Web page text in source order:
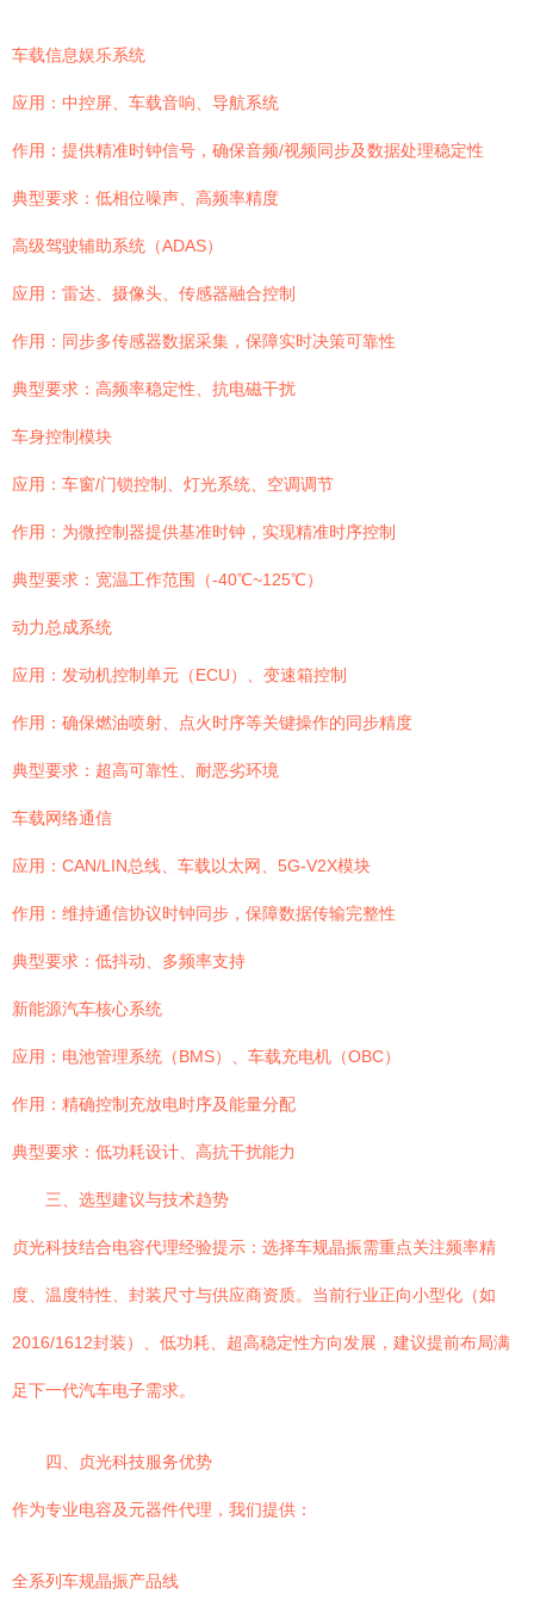
车载信息娱乐系统
应用：中控屏、车载音响、导航系统
作用：提供精准时钟信号，确保音频/视频同步及数据处理稳定性
典型要求：低相位噪声、高频率精度
高级驾驶辅助系统（ADAS）
应用：雷达、摄像头、传感器融合控制
作用：同步多传感器数据采集，保障实时决策可靠性
典型要求：高频率稳定性、抗电磁干扰
车身控制模块
应用：车窗/门锁控制、灯光系统、空调调节
作用：为微控制器提供基准时钟，实现精准时序控制
典型要求：宽温工作范围（-40℃~125℃）
动力总成系统
应用：发动机控制单元（ECU）、变速箱控制
作用：确保燃油喷射、点火时序等关键操作的同步精度
典型要求：超高可靠性、耐恶劣环境
车载网络通信
应用：CAN/LIN总线、车载以太网、5G-V2X模块
作用：维持通信协议时钟同步，保障数据传输完整性
典型要求：低抖动、多频率支持
新能源汽车核心系统
应用：电池管理系统（BMS）、车载充电机（OBC）
作用：精确控制充放电时序及能量分配
典型要求：低功耗设计、高抗干扰能力
三、选型建议与技术趋势
贞光科技结合电容代理经验提示：选择车规晶振需重点关注频率精
度、温度特性、封装尺寸与供应商资质。当前行业正向小型化（如
2016/1612封装）、低功耗、超高稳定性方向发展，建议提前布局满
足下一代汽车电子需求。
四、贞光科技服务优势
作为专业电容及元器件代理，我们提供：
全系列车规晶振产品线